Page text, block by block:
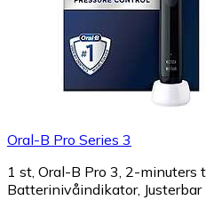
Oral-B Pro Series 3
1 st, Oral-B Pro 3, 2-minuters
Batterinivåindikator,